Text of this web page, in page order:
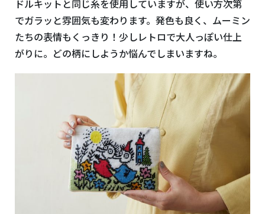
ドルキットと同じ糸を使用していますが、使い方次第
でガラッと雰囲気も変わります。発色も良く、ムーミン
たちの表情もくっきり！少しレトロで大人っぽい仕上
がりに。どの柄にしようか悩んでしまいますね。